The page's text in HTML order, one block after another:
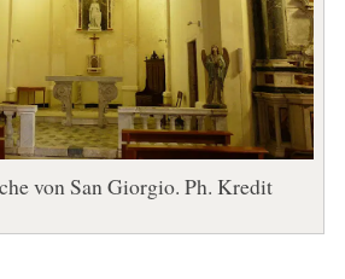
von San Giorgio. Ph. Kredit